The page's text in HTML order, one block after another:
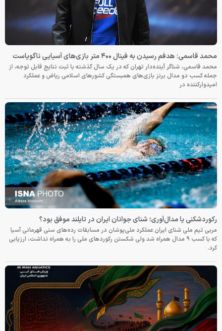
محمد قاسمی: هدفم رسیدن به فینال ۴۰۰ متر بازی‌های آسیایی ناگویاست
محمد قاسمی، شناگر آینده‌دار تهران که در یک سال گذشته با ثبت نتایج قابل توجه، از
جمله کسب دو مدال برنز بازی‌های همبستگی کشورهای اسلامی ریاض و عملکرد
امیدوارکننده در
رکوردشکنی یا مدال‌آوری؛ شنای جوانان ایران در تایلند موفق بود؟
مربی تیم ملی شنای ایران عملکرد ملی‌پوشان در مسابقات رده‌های سنی قهرمانی آسیا
که با کسب ۹ مدال همراه شد ولی شکستن رکوردهای ملی را به همراه نداشت، ارزیابی
کرد.